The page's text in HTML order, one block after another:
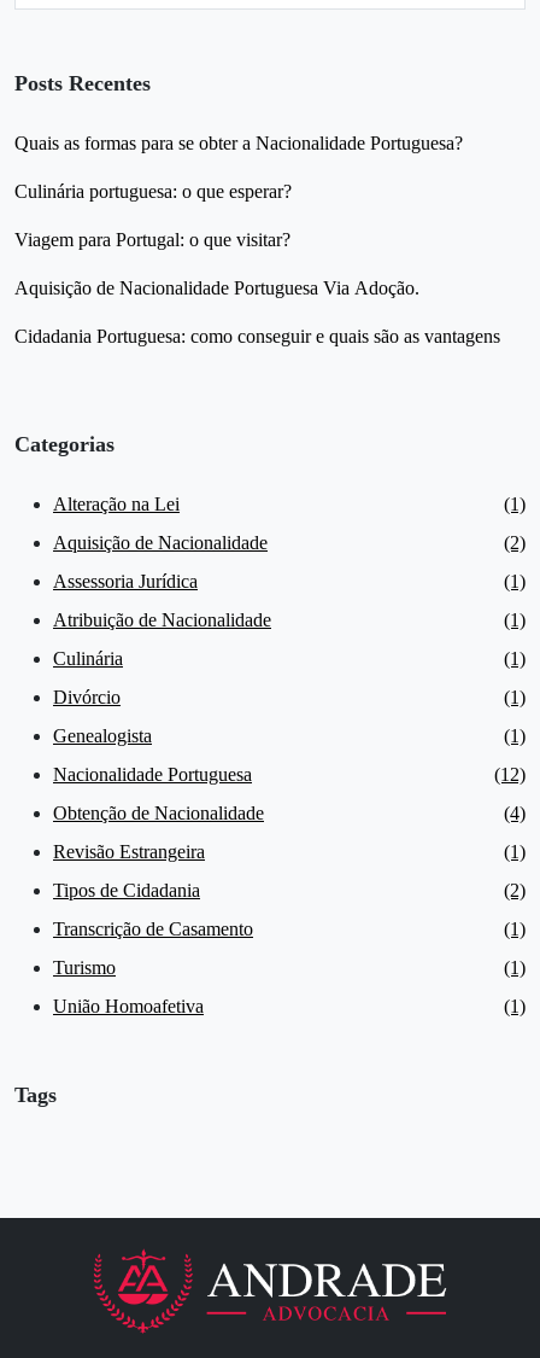
Posts Recentes
Quais as formas para se obter a Nacionalidade Portuguesa?
Culinária portuguesa: o que esperar?
Viagem para Portugal: o que visitar?
Aquisição de Nacionalidade Portuguesa Via Adoção.
Cidadania Portuguesa: como conseguir e quais são as vantagens
Categorias
Alteração na Lei
(1)
Aquisição de Nacionalidade
(2)
Assessoria Jurídica
(1)
Atribuição de Nacionalidade
(1)
Culinária
(1)
Divórcio
(1)
Genealogista
(1)
Nacionalidade Portuguesa
(12)
Obtenção de Nacionalidade
(4)
Revisão Estrangeira
(1)
Tipos de Cidadania
(2)
Transcrição de Casamento
(1)
Turismo
(1)
União Homoafetiva
(1)
Tags